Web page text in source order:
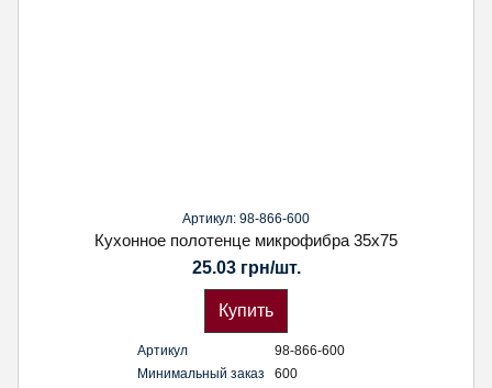
Артикул: 98-866-600
Кухонное полотенце микрофибра 35х75
25.03 грн/шт.
Купить
Артикул
98-866-600
Минимальный заказ
600